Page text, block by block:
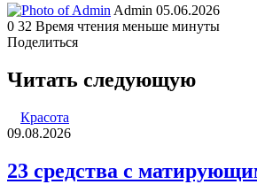
Admin Send
an
05.06.2026
0 32 Время чтения меньше минуты
Поделиться
через
электронную
Читать следующую
Красота
09.08.2026
23 средства с